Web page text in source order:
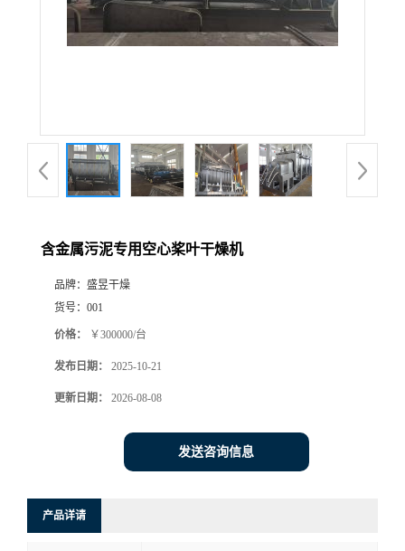
含金属污泥专用空心桨叶干燥机
品牌： 盛昱干燥
货号： 001
价格： ￥300000/台
发布日期： 2025-10-21
更新日期： 2026-08-08
发送咨询信息
产品详请